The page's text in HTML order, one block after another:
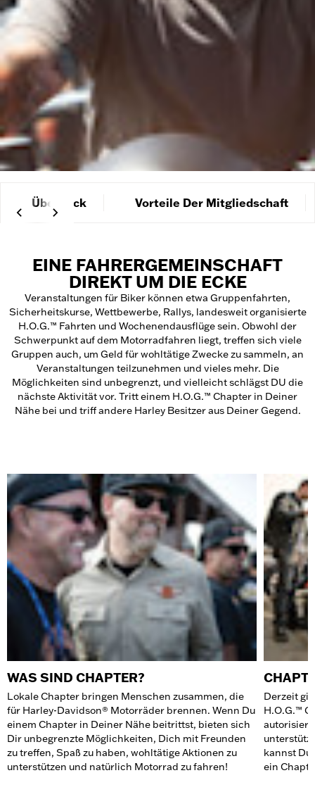
Überblick Vorteile Der Mitgliedschaft
EINE FAHRERGEMEINSCHAFT
DIREKT UM DIE ECKE
Veranstaltungen für Biker können etwa Gruppenfahrten,
Sicherheitskurse, Wettbewerbe, Rallys, landesweit organisierte
H.O.G.™ Fahrten und Wochenendausflüge sein. Obwohl der
Schwerpunkt auf dem Motorradfahren liegt, treffen sich viele
Gruppen auch, um Geld für wohltätige Zwecke zu sammeln, an
Veranstaltungen teilzunehmen und vieles mehr. Die
Möglichkeiten sind unbegrenzt, und vielleicht schlägst DU die
nächste Aktivität vor. Tritt einem H.O.G.™ Chapter in Deiner
Nähe bei und triff andere Harley Besitzer aus Deiner Gegend.
WAS SIND CHAPTER?
Lokale Chapter bringen Menschen zusammen, die
für Harley-Davidson® Motorräder brennen. Wenn Du
einem Chapter in Deiner Nähe beitrittst, bieten sich
Dir unbegrenzte Möglichkeiten, Dich mit Freunden
zu treffen, Spaß zu haben, wohltätige Aktionen zu
unterstützen und natürlich Motorrad zu fahren!
Derzeit
H.O.G.™
kannst
ein